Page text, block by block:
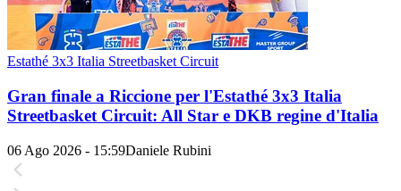
Estathé 3x3 Italia Streetbasket Circuit
Gran finale a Riccione per l'Estathé 3x3 Italia
Streetbasket Circuit: All Star e DKB regine d'Italia
06 Ago 2026 - 15:59Daniele Rubini